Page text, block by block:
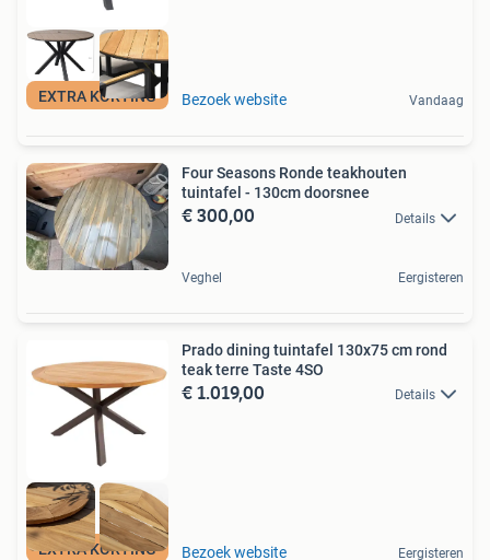
EXTRA KORTING Bezoek website Vandaag
Four Seasons Ronde teakhouten
tuintafel - 130cm doorsnee
€ 300,00 Details
Veghel Eergisteren
EXTRA KORTING
Prado dining tuintafel 130x75 cm rond
teak terre Taste 4SO
€ 1.019,00 Details
Bezoek website Eergisteren